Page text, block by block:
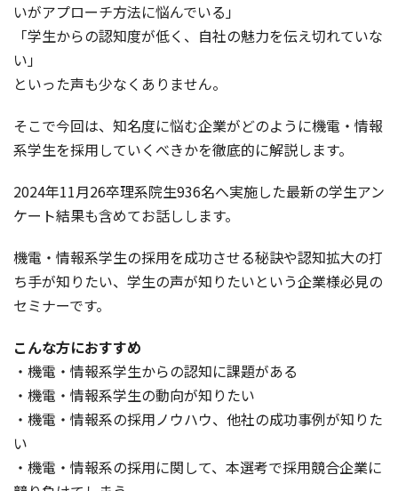
いがアプローチ方法に悩んでいる」
「学生からの認知度が低く、自社の魅力を伝え切れていな
い」
といった声も少なくありません。
そこで今回は、知名度に悩む企業がどのように機電・情報
系学生を採用していくべきかを徹底的に解説します。
2024年11月26卒理系院生936名へ実施した最新の学生アン
ケート結果も含めてお話しします。
機電・情報系学生の採用を成功させる秘訣や認知拡大の打
ち手が知りたい、学生の声が知りたいという企業様必見の
セミナーです。
こんな方におすすめ
・機電・情報系学生からの認知に課題がある
・機電・情報系学生の動向が知りたい
・機電・情報系の採用ノウハウ、他社の成功事例が知りた
い
・機電・情報系の採用に関して、本選考で採用競合企業に